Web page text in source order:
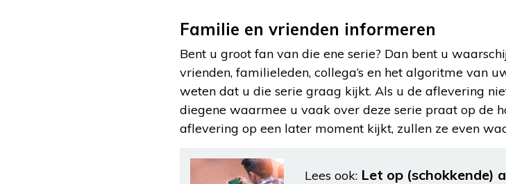
Familie en vrienden informeren
Bent u groot fan van die ene serie? Dan bent u
vrienden, familieleden, collega’s en het algoritme van
weten dat u die serie graag kijkt. Als u de aflevering
diegene waarmee u vaak over deze serie praat op de
aflevering op een later moment kijkt, zullen ze even
Lees ook: Let op (schokkende)